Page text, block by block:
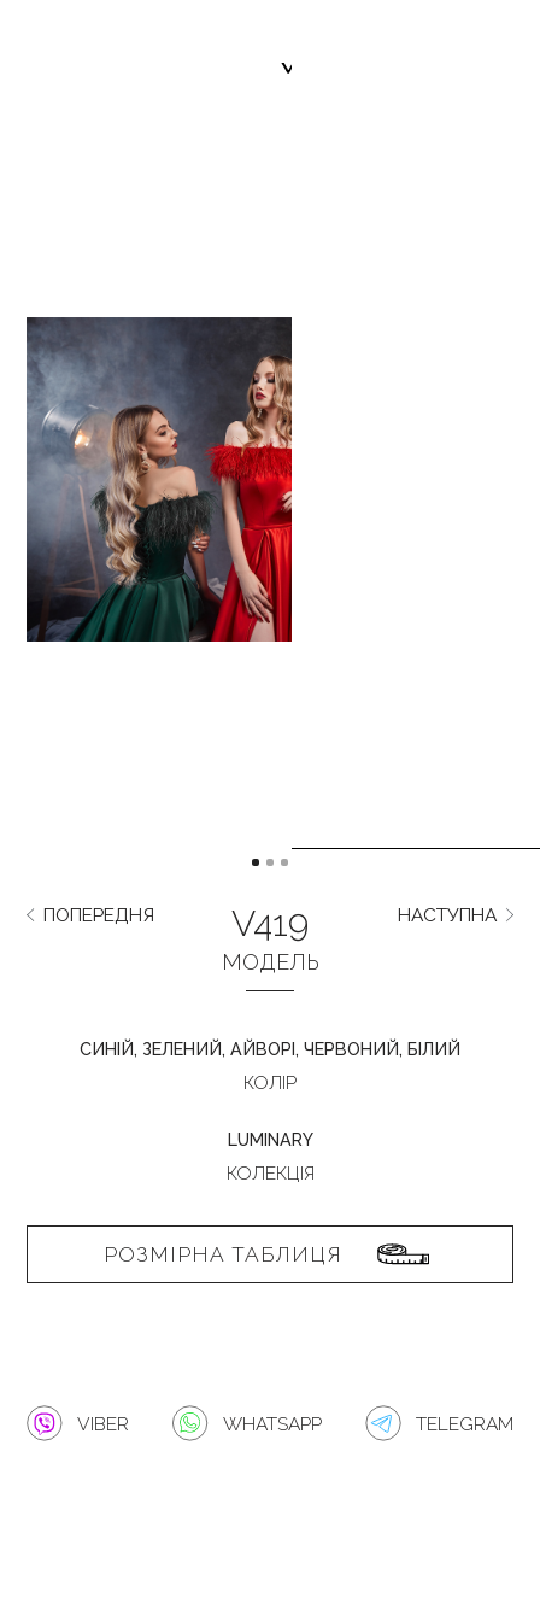
МОДЕЛЬ
V419
ПОПЕРЕДНЯ НАСТУПНА
КОЛЕКЦІЯ
LUMINARY
КОЛІР
СИНІЙ, ЗЕЛЕНИЙ, АЙВОРІ, ЧЕРВОНИЙ, БІЛИЙ
РОЗМІРНА ТАБЛИЦЯ
VIBER WHATSAPP TELEGRAM